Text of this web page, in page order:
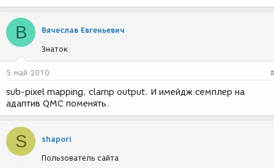
В Вячеслав Евгеньевич
Знаток
5 май 2010
sub-pixel mapping, clamp output. И имейдж семплер на
адаптив QMC поменять.
S shapori
Пользователь сайта